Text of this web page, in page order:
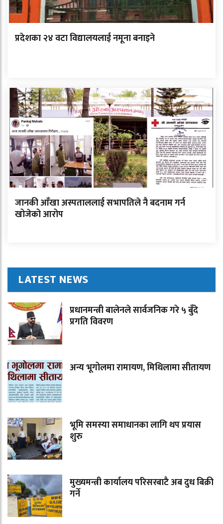
प्रदेशका २४ वटा विद्यालयलाई नमूना बनाइने
जानकी आँखा अस्पताललाई सभापतिले नै बदनाम गर्न
खोजेको आरोप
LATEST NEWS
प्रधानमन्त्री बालेनले सार्वजनिक गरे ५ बुँदे
प्रगति विवरण
अन्य भूगोलमा रामायण, मिथिलामा सीतायण
भूमि समस्या समाधानका लागि थप प्रयास
शुरु
मुख्यमन्त्री कार्यालय परिसरबाटै अब दुध बिक्री
गर्ने